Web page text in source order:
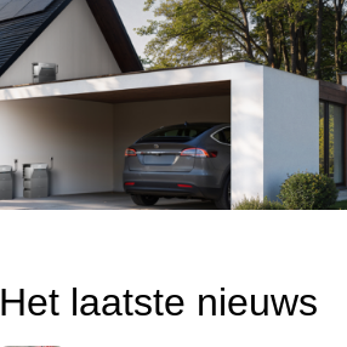
Het laatste nieuws